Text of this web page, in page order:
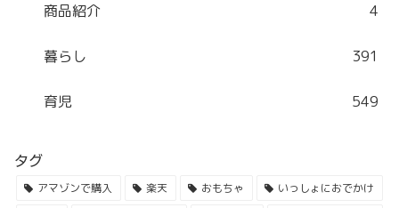
商品紹介 4
暮らし 391
育児 549
タグ
アマゾンで購入 楽天 おもちゃ
いっしょにおでかけ